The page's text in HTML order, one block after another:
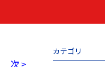
次 >
カテゴリ